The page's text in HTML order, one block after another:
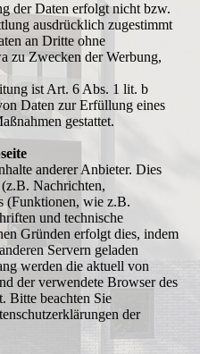
der Daten erfolgt nicht bzw.
ausdrücklich zugestimmt
an Dritte ohne
zu Zwecken der Werbung,
ist Art. 6 Abs. 1 lit. b
Daten zur Erfüllung eines
gestattet.
anderer Anbieter. Dies
Nachrichten,
(Funktionen, wie z.B.
und technische
Gründen erfolgt dies, indem
Servern geladen
werden die aktuell von
der verwendete Browser des
Bitte beachten Sie
der